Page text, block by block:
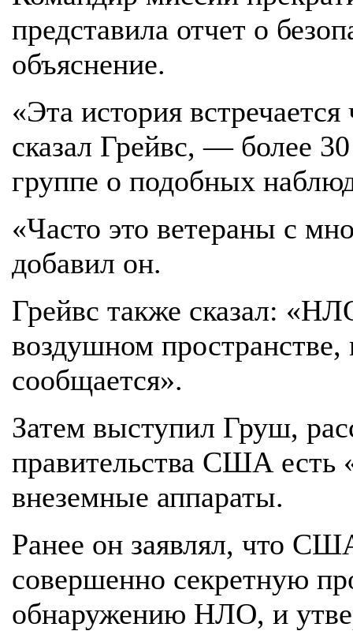
представила отчет о
объяснение.
«Эта история
сказал Грейвс, — более 30
группе о подобных
«Часто это ветераны с
добавил он.
Грейвс также сказал:
воздушном
сообщается».
Затем выступил Груш,
правительства США есть
внеземные аппараты.
Ранее он заявлял, что
совершенно секретную
обнаружению НЛО, и